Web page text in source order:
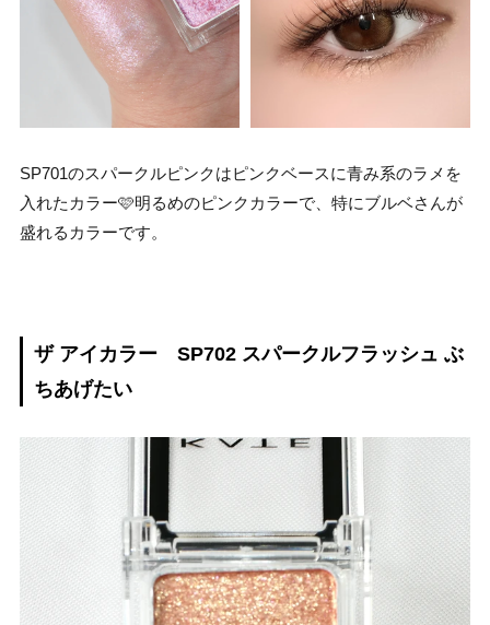
SP701のスパークルピンクはピンクベースに青み系のラメを
入れたカラー🩷明るめのピンクカラーで、特にブルベさんが
盛れるカラーです。
ザ アイカラー SP702 スパークルフラッシュ ぶ
ちあげたい